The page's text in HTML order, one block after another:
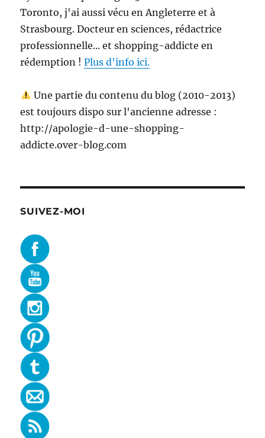
Toronto, j'ai aussi vécu en Angleterre et à
Strasbourg. Docteur en sciences, rédactrice
professionnelle... et shopping-addicte en
rédemption !Plus d'info ici.
Une partie du contenu du blog (2010-2013)
est toujours dispo sur l'ancienne adresse :
http://apologie-d-une-shopping-
addicte.over-blog.com
SUIVEZ-MOI